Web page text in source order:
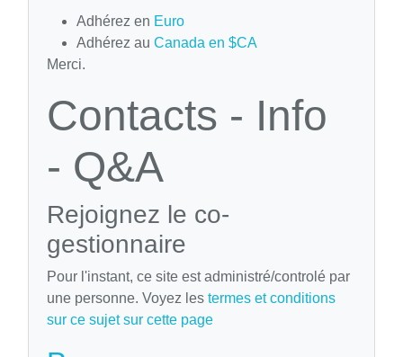
Adhérez en Euro
Adhérez au Canada en $CA
Merci.
Contacts - Info
- Q&A
Rejoignez le co-
gestionnaire
Pour l'instant, ce site est administré/controlé par
une personne. Voyez les termes et conditions
sur ce sujet sur cette page